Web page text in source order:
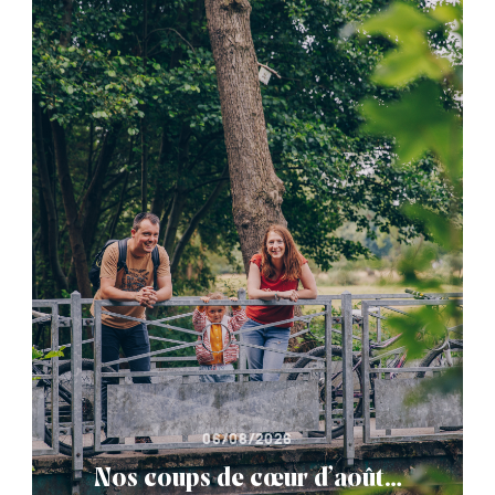
06/08/2026
Nos coups de cœur d’août…